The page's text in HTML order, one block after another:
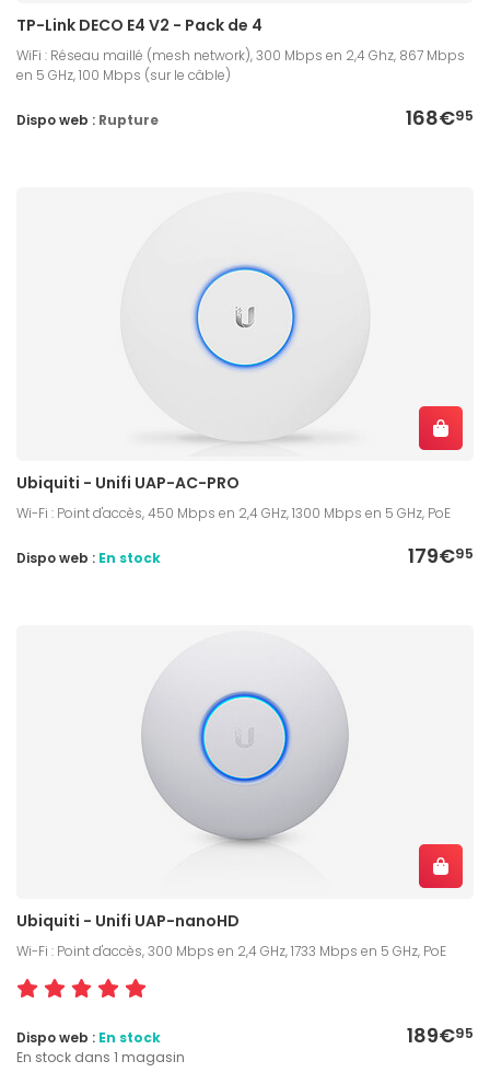
TP-Link DECO E4 V2 - Pack de 4
WiFi : Réseau maillé (mesh network), 300 Mbps en 2,4 Ghz, 867 Mbps
en 5 GHz, 100 Mbps (sur le câble)
168€95
Dispo web : Rupture
Ubiquiti - Unifi UAP-AC-PRO
Wi-Fi : Point d'accès, 450 Mbps en 2,4 GHz, 1300 Mbps en 5 GHz, PoE
179€95
Dispo web : En stock
Ubiquiti - Unifi UAP-nanoHD
Wi-Fi : Point d'accès, 300 Mbps en 2,4 GHz, 1733 Mbps en 5 GHz, PoE
189€95
Dispo web : En stock
En stock dans 1 magasin